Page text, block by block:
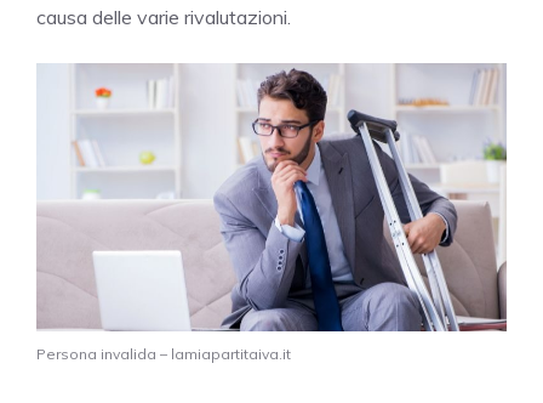
causa delle varie rivalutazioni.
Persona invalida – lamiapartitaiva.it